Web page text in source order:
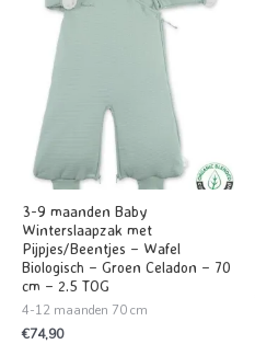
3-9 maanden Baby
Winterslaapzak met
Pijpjes/Beentjes – Wafel
Biologisch – Groen Celadon – 70
cm – 2.5 TOG
4-12 maanden 70 cm
€74,90